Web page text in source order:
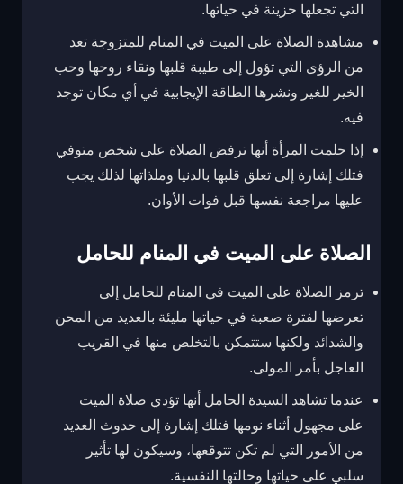
التي تجعلها حزينة في حياتها.
مشاهدة الصلاة على الميت في المنام للمتزوجة تعد
من الرؤى التي تؤول إلى طيبة قلبها ونقاء روحها وحب
الخير للغير ونشرها الطاقة الإيجابية في أي مكان توجد
فيه.
إذا حلمت المرأة أنها ترفض الصلاة على شخص متوفي
فتلك إشارة إلى تعلق قلبها بالدنيا وملذاتها لذلك يجب
عليها مراجعة نفسها قبل فوات الأوان.
الصلاة على الميت في المنام للحامل
ترمز الصلاة على الميت في المنام للحامل إلى
تعرضها لفترة صعبة في حياتها مليئة بالعديد من المحن
والشدائد ولكنها ستتمكن بالتخلص منها في القريب
العاجل بأمر المولى.
عندما تشاهد السيدة الحامل أنها تؤدي صلاة الميت
على مجهول أثناء نومها فتلك إشارة إلى حدوث العديد
من الأمور التي لم تكن تتوقعها، وسيكون لها تأثير
سلبي على حياتها وحالتها النفسية.